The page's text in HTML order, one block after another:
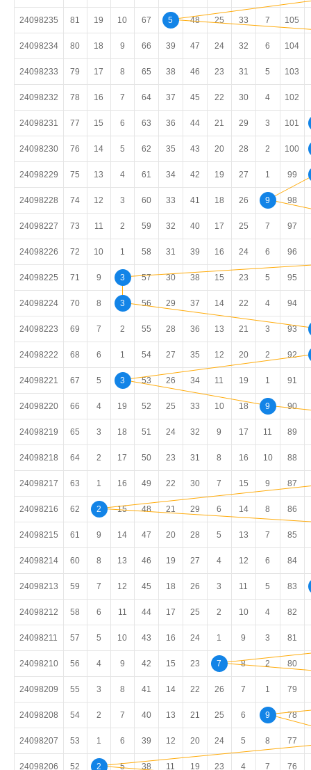
24098235 81 19 10 67 5 48 25 33 7 105
24098234 80 18 9 66 39 47 24 32 6 104
24098233 79 17 8 65 38 46 23 31 5 103
24098232 78 16 7 64 37 45 22 30 4 102
24098231 77 15 6 63 36 44 21 29 3 101
24098230 76 14 5 62 35 43 20 28 2 100
24098229 75 13 4 61 34 42 19 27 1 99
24098228 74 12 3 60 33 41 18 26 9 98
24098227 73 11 2 59 32 40 17 25 7 97
24098226 72 10 1 58 31 39 16 24 6 96
24098225 71 9 3 57 30 38 15 23 5 95
24098224 70 8 3 56 29 37 14 22 4 94
24098223 69 7 2 55 28 36 13 21 3 93
24098222 68 6 1 54 27 35 12 20 2 92
24098221 67 5 3 53 26 34 11 19 1 91
24098220 66 4 19 52 25 33 10 18 9 90
24098219 65 3 18 51 24 32 9 17 11 89
24098218 64 2 17 50 23 31 8 16 10 88
24098217 63 1 16 49 22 30 7 15 9 87
24098216 62 2 15 48 21 29 6 14 8 86
24098215 61 9 14 47 20 28 5 13 7 85
24098214 60 8 13 46 19 27 4 12 6 84
24098213 59 7 12 45 18 26 3 11 5 83
24098212 58 6 11 44 17 25 2 10 4 82
24098211 57 5 10 43 16 24 1 9 3 81
24098210 56 4 9 42 15 23 7 8 2 80
24098209 55 3 8 41 14 22 26 7 1 79
24098208 54 2 7 40 13 21 25 6 9 78
24098207 53 1 6 39 12 20 24 5 8 77
24098206 52 2 5 38 11 19 23 4 7 76